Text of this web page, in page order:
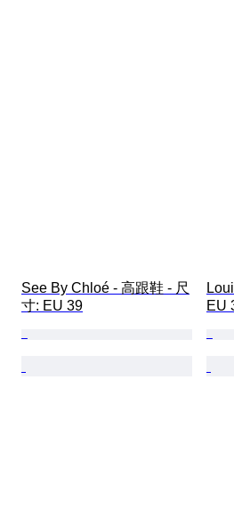
See By Chloé - 高跟鞋 - 尺
寸: EU 39
EU